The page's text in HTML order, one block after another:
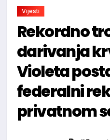
Vijesti
Rekordno
darivanja
Violeta
federalni
privatnom